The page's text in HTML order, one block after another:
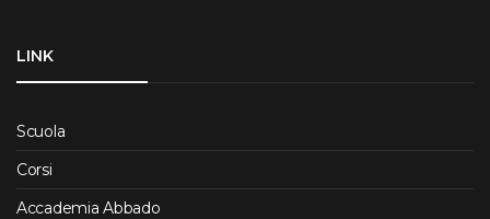
LINK
Scuola
Corsi
Accademia Abbado